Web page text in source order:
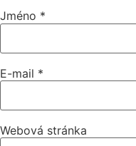
Jméno *
E-mail *
Webová stránka